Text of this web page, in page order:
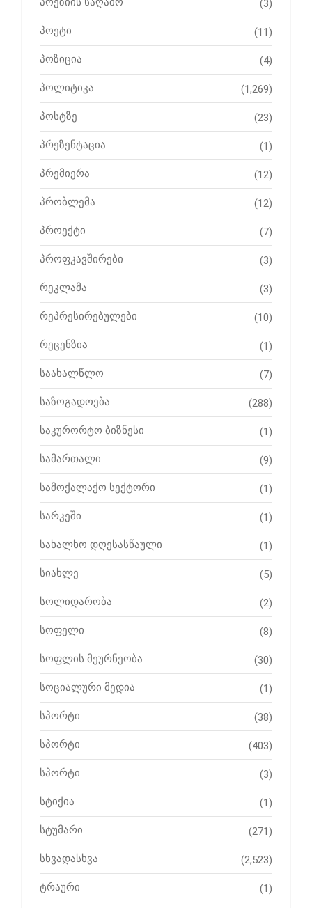
(3)
პოეტი (11)
პოზიცია (4)
პოლიტიკა (1,269)
პოსტზე (23)
პრეზენტაცია (1)
პრემიერა (12)
პრობლემა (12)
პროექტი (7)
პროფკავშირები (3)
რეკლამა (3)
რეპრესირებულები (10)
რეცენზია (1)
საახალწლო (7)
საზოგადოება (288)
საკურორტო ბიზნესი (1)
სამართალი (9)
სამოქალაქო სექტორი (1)
სარკეში (1)
სახალხო დღესასწაული (1)
სიახლე (5)
სოლიდარობა (2)
სოფელი (8)
სოფლის მეურნეობა (30)
სოციალური მედია (1)
სპორტი (38)
სპორტი (403)
სპორტი (3)
სტიქია (1)
სტუმარი (271)
სხვადასხვა (2,523)
ტრაური (1)